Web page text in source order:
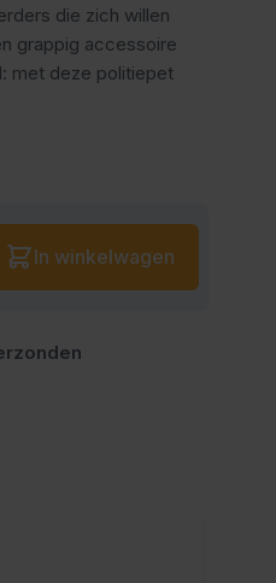
die zich willen
grappig accessoire
met deze politiepet
In winkelwagen